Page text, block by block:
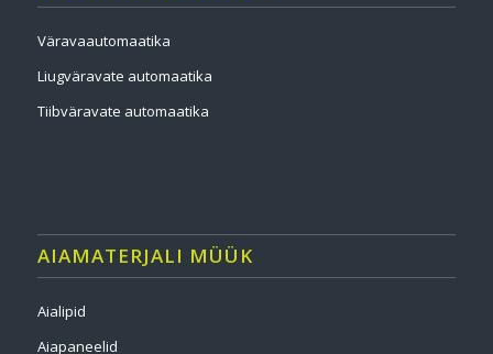
Väravaautomaatika
Liugväravate automaatika
Tiibväravate automaatika
AIAMATERJALI MÜÜK
Aialipid
Aiapaneelid